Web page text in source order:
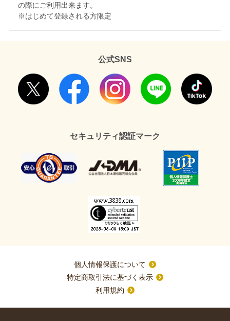
の際にご利用出来ます。
※はじめて登録される方限定
公式SNS
セキュリティ認証マーク
個人情報保護について
特定商取引法に基づく表示
利用規約